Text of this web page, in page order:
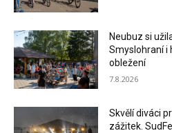
Neubuz si
Smyslohraní i
obležení
7.8.2026
Skvělí diváci
zážitek.